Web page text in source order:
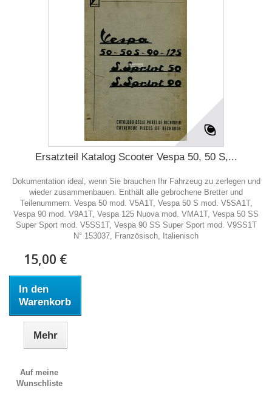
Ersatzteil Katalog Scooter Vespa 50, 50 S,...
Dokumentation ideal, wenn Sie brauchen Ihr Fahrzeug zu zerlegen und
wieder zusammenbauen. Enthält alle gebrochene Bretter und
Teilenummern. Vespa 50 mod. V5A1T, Vespa 50 S mod. V5SA1T,
Vespa 90 mod. V9A1T, Vespa 125 Nuova mod. VMA1T, Vespa 50 SS
Super Sport mod. V5SS1T, Vespa 90 SS Super Sport mod. V9SS1T
N° 153037, Französisch, Italienisch
15,00 €
In den
Warenkorb
Mehr
Auf meine
Wunschliste